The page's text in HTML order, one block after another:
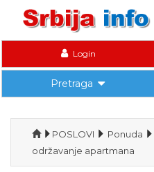
Login
Pretraga
POSLOVI Ponuda
održavanje apartmana